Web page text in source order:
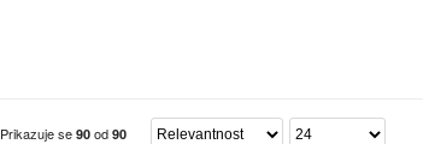
Prikazuje se 90 od 90